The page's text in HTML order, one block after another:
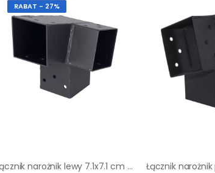
RABAT - 27%
Łącznik narożnik lewy 7.1x7.1 cm 105st. 3-końce Suki Plug-in antracyt